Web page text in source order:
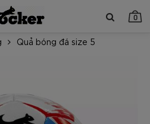
0
Quả bóng đá size 5